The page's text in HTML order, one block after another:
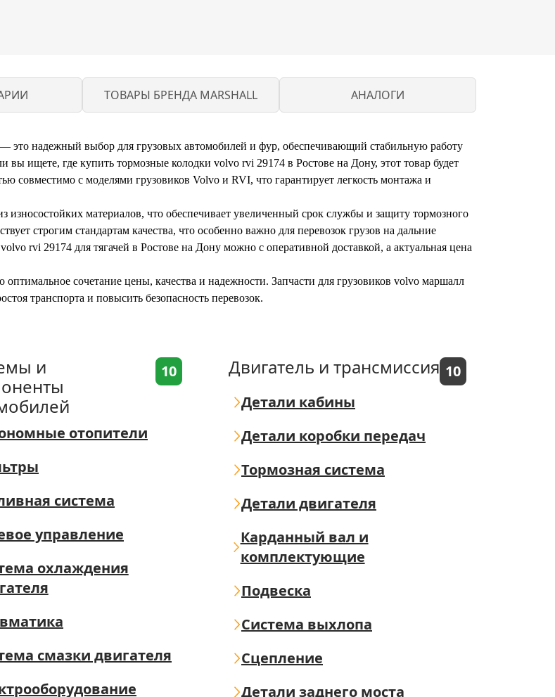
ТОВАРЫ БРЕНДА MARSHALL АНАЛОГИ
это надежный выбор для грузовых автомобилей и фур, обеспечивающий стабильную работу
ищете, где купить тормозные колодки volvo rvi 29174 в Ростове на Дону, этот товар будет
совместимо с моделями грузовиков Volvo и RVI, что гарантирует легкость монтажа и
материалов, что обеспечивает увеличенный срок службы и защиту тормозного
строгим стандартам качества, что особенно важно для перевозок грузов на дальние
rvi 29174 для тягачей в Ростове на Дону можно с оперативной доставкой, а актуальная цена
сочетание цены, качества и надежности. Запчасти для грузовиков volvo маршалл
транспорта и повысить безопасность перевозок.
и
10
отопители
система
управление
охлаждения
смазки двигателя
Двигатель и трансмиссия 10
Детали кабины
Детали коробки передач
Тормозная система
Детали двигателя
Карданный вал и
комплектующие
Подвеска
Система выхлопа
Сцепление
Детали заднего моста